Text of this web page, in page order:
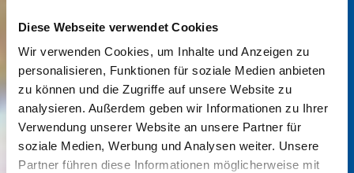
Diese Webseite verwendet Cookies
Wir verwenden Cookies, um Inhalte und Anzeigen zu
personalisieren, Funktionen für soziale Medien anbieten
zu können und die Zugriffe auf unsere Website zu
analysieren. Außerdem geben wir Informationen zu Ihrer
Verwendung unserer Website an unsere Partner für
soziale Medien, Werbung und Analysen weiter. Unsere
Partner führen diese Informationen möglicherweise mit